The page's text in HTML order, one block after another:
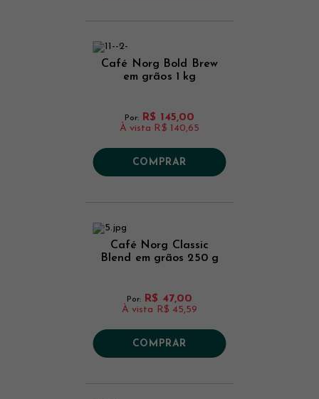
Café Norg Bold Brew
em grãos 1 kg
Por: R$ 145,00
À vista R$ 140,65
COMPRAR
Café Norg Classic
Blend em grãos 250 g
Por: R$ 47,00
À vista R$ 45,59
COMPRAR